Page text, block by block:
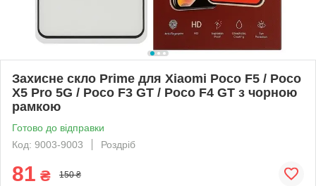
Захисне скло Prime для Xiaomi Poco F5 / Poco
X5 Pro 5G / Poco F3 GT / Poco F4 GT з чорною
рамкою
Готово до відправки
Код: 9003-9003
Роздріб
81 ₴ 150 ₴